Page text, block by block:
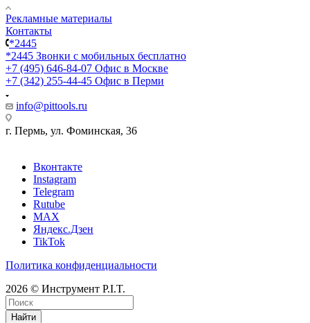
Рекламные материалы
Контакты
*2445
*2445 Звонки с мобильных бесплатно
+7 (495) 646-84-07 Офис в Москве
+7 (342) 255-44-45 Офис в Перми
info@pittools.ru
г. Пермь, ул. Фоминская, 36
Вконтакте
Instagram
Telegram
Rutube
MAX
Яндекс.Дзен
TikTok
Политика конфиденциальности
2026 © Инструмент P.I.T.
Найти